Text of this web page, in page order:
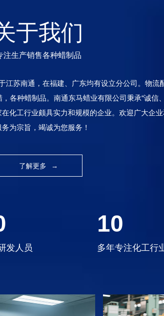
于我们
注生产销售各种蜡制品
苏南通，在福建、广东均有设立分公司。物流
各种蜡制品。南通东马蜡业有限公司秉承“诚信
化工行业颇具实力和规模的企业。欢迎广大企
务为宗旨，竭诚为您服务！
了解更多 →
发人员
10
多年专注化工行